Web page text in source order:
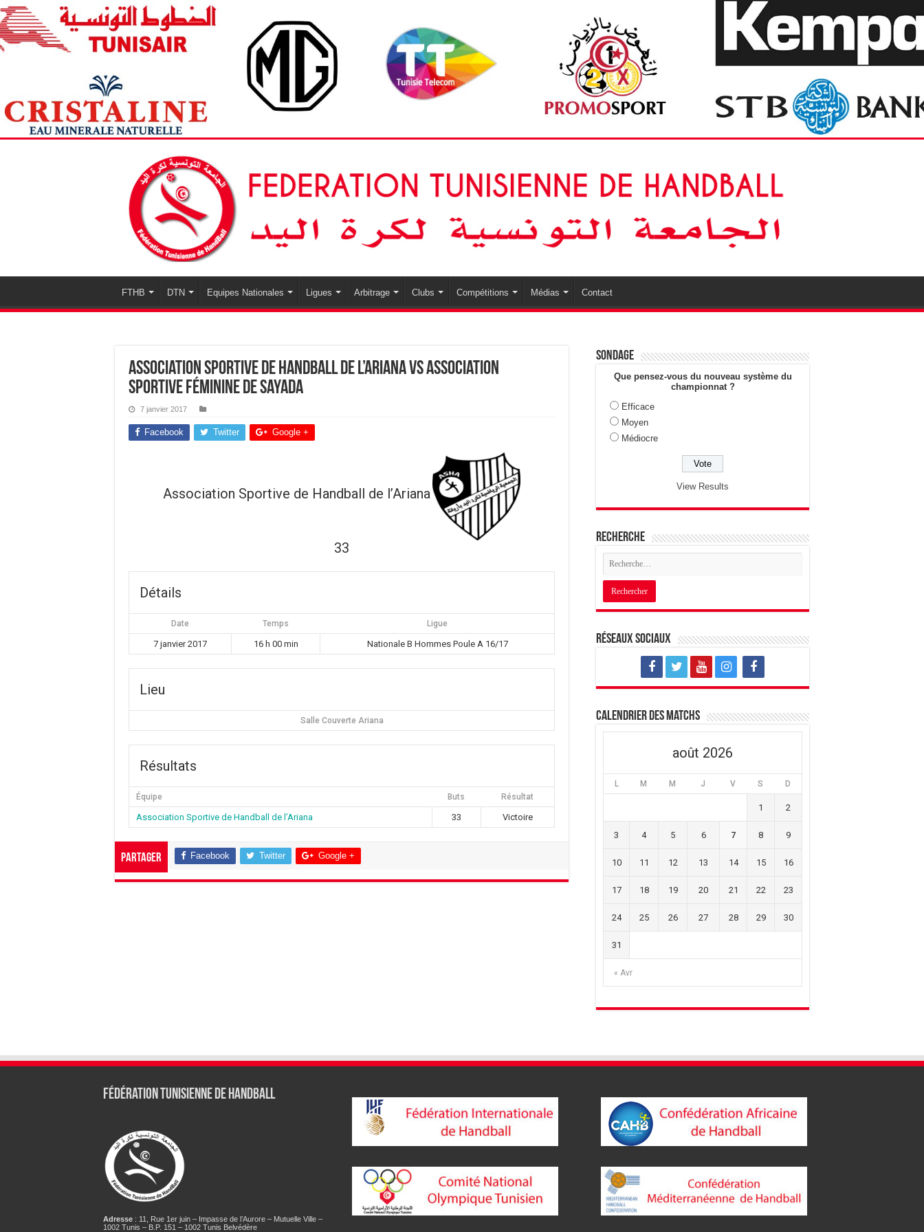
FTHB DTN Equipes Nationales Ligues Arbitrage Clubs Compétitions Médias Contact
Association Sportive de Handball de l’Ariana vs Association
Sportive Féminine de Sayada
7 janvier 2017
Facebook Twitter Google +
Association Sportive de Handball de l’Ariana
33
Détails
Date Temps Ligue
7 janvier 2017 16 h 00 min Nationale B Hommes Poule A 16/17
Lieu
Salle Couverte Ariana
Résultats
Équipe Buts Résultat
Association Sportive de Handball de l’Ariana 33 Victoire
Partager Facebook Twitter Google +
Sondage
Que pensez-vous du nouveau système du
championnat ?
Efficace
Moyen
Médiocre
View Results
Recherche
Réseaux sociaux
Calendrier des matchs
août 2026
L M M J V S D
« Avr
1 2
3 4 5 6 7 8 9
10 11 12 13 14 15 16
17 18 19 20 21 22 23
24 25 26 27 28 29 30
31
Fédération tunisienne de Handball
Adresse: 11, Rue 1er juin – Impasse de l’Aurore – Mutuelle Ville –
1002 Tunis – B.P. 151 – 1002 Tunis Belvédère